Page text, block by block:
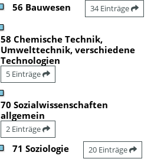
56 Bauwesen 34 Einträge
58 Chemische Technik,
Umwelttechnik, verschiedene
Technologien
5 Einträge
70 Sozialwissenschaften
allgemein
2 Einträge
71 Soziologie 20 Einträge